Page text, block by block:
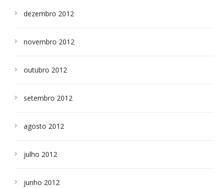
dezembro 2012
novembro 2012
outubro 2012
setembro 2012
agosto 2012
julho 2012
junho 2012